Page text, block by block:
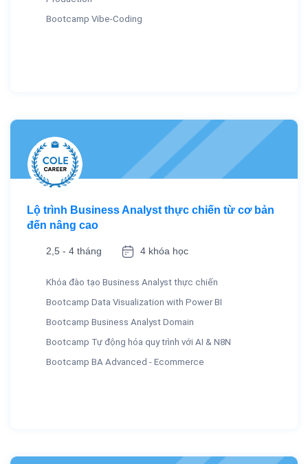
Bootcamp Vibe-Coding
Lộ trình Business Analyst thực chiến từ cơ bản
đến nâng cao
2,5 - 4 tháng 4 khóa học
Khóa đào tạo Business Analyst thực chiến
Bootcamp Data Visualization with Power BI
Bootcamp Business Analyst Domain
Bootcamp Tự động hóa quy trình với AI & N8N
Bootcamp BA Advanced - Ecommerce